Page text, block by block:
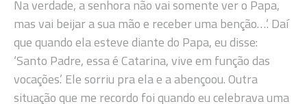
Na verdade, a senhora não vai somente ver o Papa,
mas vai beijar a sua mão e receber uma benção…’. Daí
que quando ela esteve diante do Papa, eu disse:
‘Santo Padre, essa é Catarina, vive em função das
vocações.’ Ele sorriu pra ela e a abençoou. Outra
situação que me recordo foi quando eu celebrava uma